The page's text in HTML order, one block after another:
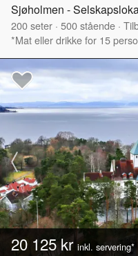
Sjøholmen -
200seter · 500stående ·
*Mat eller drikke for 15
20 125 kr inkl. servering*